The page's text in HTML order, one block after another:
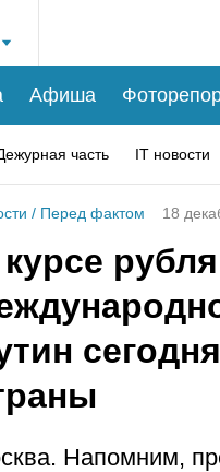
Афиша
часть IT новости
/ Перед фактом 18
Напомним,